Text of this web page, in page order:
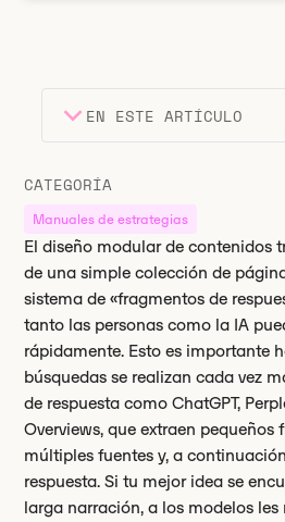
EN ESTE ARTÍCULO
Encabezado 2
Encabezado 3
Puntos clave
CATEGORÍA
Manuales de estrategias
El diseño modular de contenidos
de una simple colección de
sistema de «fragmentos de
tanto las personas como la IA
rápidamente. Esto es importante
búsquedas se realizan cada vez
de respuesta como ChatGPT,
Overviews, que extraen
múltiples fuentes y, a
respuesta. Si tu mejor idea se
larga narración, a los modelos